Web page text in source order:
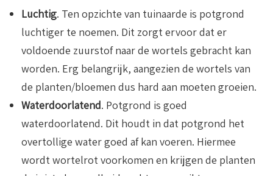
Luchtig. Ten opzichte van tuinaarde is potgrond
luchtiger te noemen. Dit zorgt ervoor dat er
voldoende zuurstof naar de wortels gebracht kan
worden. Erg belangrijk, aangezien de wortels van
de planten/bloemen dus hard aan moeten groeien.
Waterdoorlatend. Potgrond is goed
waterdoorlatend. Dit houdt in dat potgrond het
overtollige water goed af kan voeren. Hiermee
wordt wortelrot voorkomen en krijgen de planten